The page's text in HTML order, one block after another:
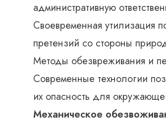
административную
Своевременная утилизация
претензий со стороны
Методы обезвреживания и
Современные технологии
их опасность для
Механическое